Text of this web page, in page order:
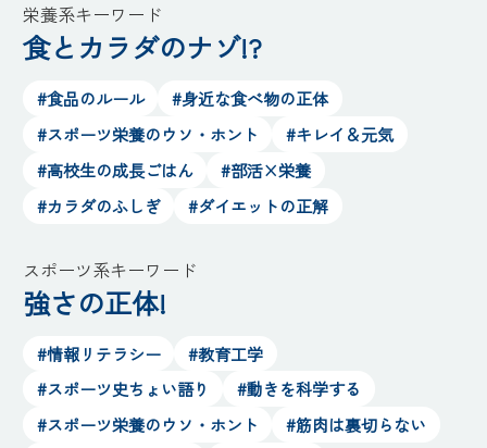
栄養系キーワード
食とカラダのナゾ!?
#食品のルール
#身近な食べ物の正体
#スポーツ栄養のウソ・ホント
#キレイ＆元気
#高校生の成長ごはん
#部活×栄養
#カラダのふしぎ
#ダイエットの正解
スポーツ系キーワード
強さの正体!
#情報リテラシー
#教育工学
#スポーツ史ちょい語り
#動きを科学する
#スポーツ栄養のウソ・ホント
#筋肉は裏切らない